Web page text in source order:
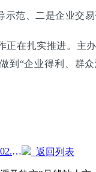
、二是企业交易
扎实推进。主办
到“企业得利、群
前一篇：上半年旅行服务进出口达10802.9亿元 返回列表